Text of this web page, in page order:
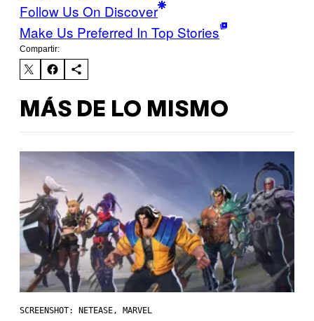
Follow Us On Discover
Make Us Preferred In Top Stories
Compartir:
MÁS DE LO MISMO
SCREENSHOT: NETEASE, MARVEL